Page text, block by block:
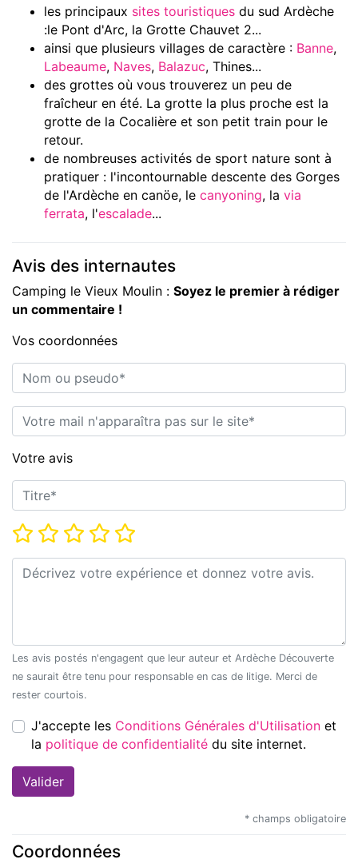
les principaux sites touristiques du sud Ardèche
:le Pont d'Arc, la Grotte Chauvet 2...
ainsi que plusieurs villages de caractère : Banne,
Labeaume, Naves, Balazuc, Thines...
des grottes où vous trouverez un peu de
fraîcheur en été. La grotte la plus proche est la
grotte de la Cocalière et son petit train pour le
retour.
de nombreuses activités de sport nature sont à
pratiquer : l'incontournable descente des Gorges
de l'Ardèche en canöe, le canyoning, la via
ferrata, l'escalade...
Avis des internautes
Camping le Vieux Moulin : Soyez le premier à rédiger
un commentaire !
Vos coordonnées
Nom ou pseudo*
E-mail*
Votre avis
Titre*
Note*
Commentaire*
Les avis postés n'engagent que leur auteur et Ardèche Découverte
ne saurait être tenu pour responsable en cas de litige. Merci de
rester courtois.
J'accepte les Conditions Générales d'Utilisation et
la
politique de confidentialité du site internet.
* champs obligatoire
Coordonnées